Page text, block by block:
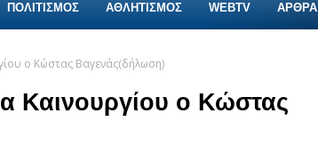
ΠΟΛΙΤΙΣΜΟΣ ΑΘΛΗΤΙΣΜΟΣ WEBTV ΑΡΘΡΑ
ο Κώστας Βαγενάς(δήλωση)
Καινουργίου ο Κώστας